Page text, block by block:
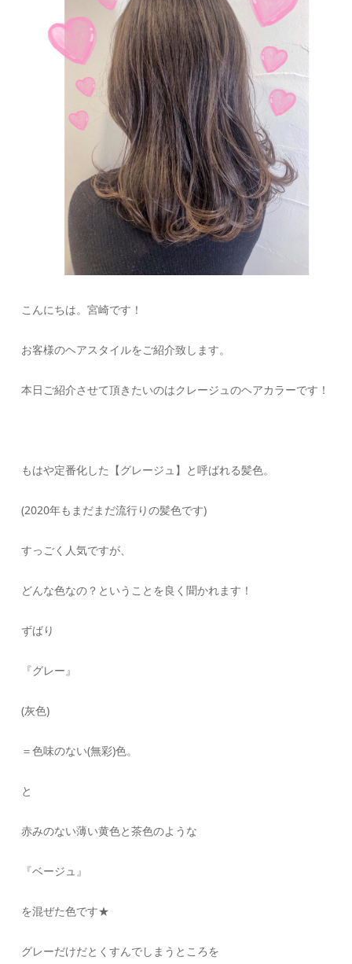
こんにちは。宮崎です！
お客様のヘアスタイルをご紹介致します。
本日ご紹介させて頂きたいのはクレージュのヘアカラーです！
もはや定番化した【グレージュ】と呼ばれる髪色。
(2020年もまだまだ流行りの髪色です)
すっごく人気ですが、
どんな色なの？ということを良く聞かれます！
ずばり
『グレー』
(灰色)
＝色味のない(無彩)色。
と
赤みのない薄い黄色と茶色のような
『ベージュ』
を混ぜた色です★
グレーだけだとくすんでしまうところを